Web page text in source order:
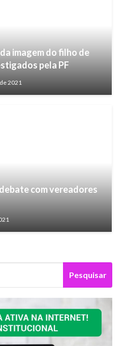
imagem do filho de
pela PF
2021
com vereadores
Pesquisar